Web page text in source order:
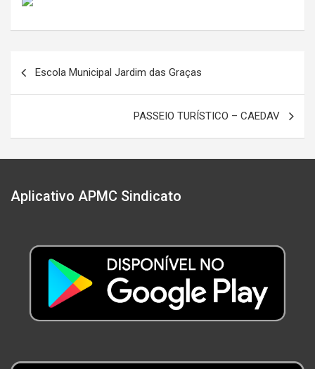
Escola Municipal Jardim das Graças
PASSEIO TURÍSTICO – CAEDAV
Aplicativo APMC Sindicato